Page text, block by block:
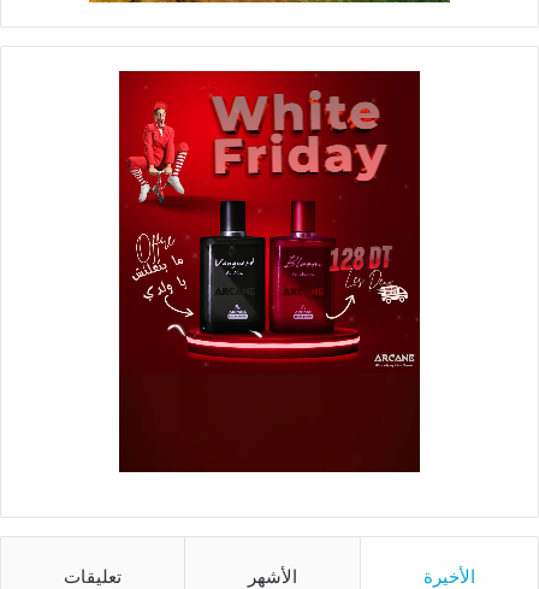
الأخيرة الأشهر تعليقات